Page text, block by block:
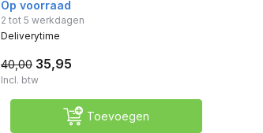
Op voorraad
2 tot 5 werkdagen
Deliverytime
40,00 35,95
Incl. btw
Toevoegen